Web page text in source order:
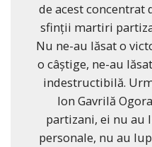
de acest concentrat
sfinții martiri
Nu ne-au lăsat o
o câștige, ne-au
indestructibilă.
Ion Gavrilă
partizani, ei nu au
personale, nu au